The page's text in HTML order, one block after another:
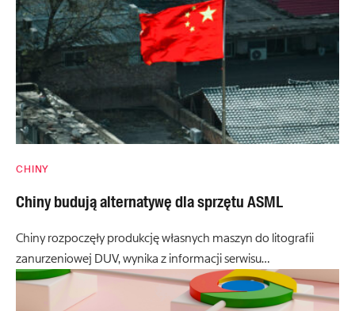
CHINY
Chiny budują alternatywę dla sprzętu ASML
Chiny rozpoczęły produkcję własnych maszyn do litografii
zanurzeniowej DUV, wynika z informacji serwisu…